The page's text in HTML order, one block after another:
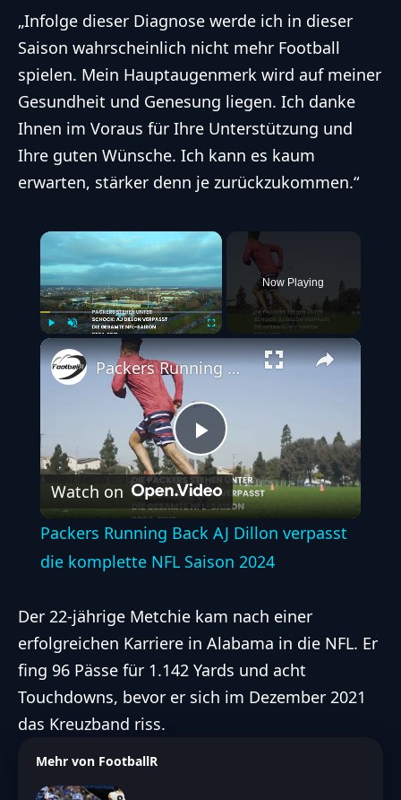
„Infolge dieser Diagnose werde ich in dieser
Saison wahrscheinlich nicht mehr Football
spielen. Mein Hauptaugenmerk wird auf meiner
Gesundheit und Genesung liegen. Ich danke
Ihnen im Voraus für Ihre Unterstützung und
Ihre guten Wünsche. Ich kann es kaum
erwarten, stärker denn je zurückzukommen.“
×
Play Fullscreen
Now Playing
Play
Video
Packers Running Back AJ Dillon verpasst die komplette NFL Saison 2024
Watch on
Packers Running Back AJ Dillon verpasst
die komplette NFL Saison 2024
Der 22-jährige Metchie kam nach einer
erfolgreichen Karriere in Alabama in die NFL. Er
fing 96 Pässe für 1.142 Yards und acht
Touchdowns, bevor er sich im Dezember 2021
das Kreuzband riss.
Mehr von FootballR